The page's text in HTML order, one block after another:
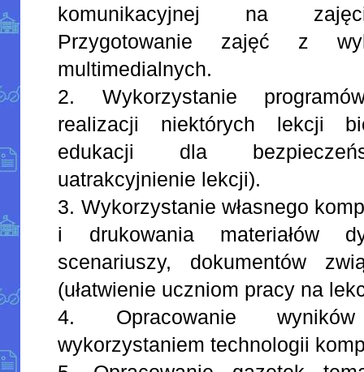
komunikacyjnej na
Przygotowanie zajęć z
multimedialnych.
2. Wykorzystanie
realizacji niektórych lekcji
edukacji dla
uatrakcyjnienie lekcji).
3. Wykorzystanie własnego
i drukowania materiałów
scenariuszy, dokumentów
(ułatwienie uczniom pracy na
4. Opracowanie
wykorzystaniem technologii